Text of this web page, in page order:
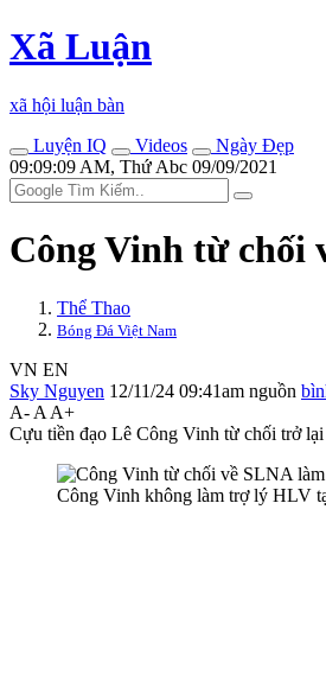
Xã Luận
xã hội luận bàn
Luyện IQ
Videos
Ngày Đẹp
09:09:09 AM, Thứ Abc 09/09/2021
Công Vinh từ chối
Thể Thao
Bóng Đá Việt Nam
VN EN
Sky Nguyen 12/11/24 09:41am nguồn
A- A A+
Cựu tiền đạo Lê Công Vinh từ chối trở
Công Vinh không làm trợ lý HLV